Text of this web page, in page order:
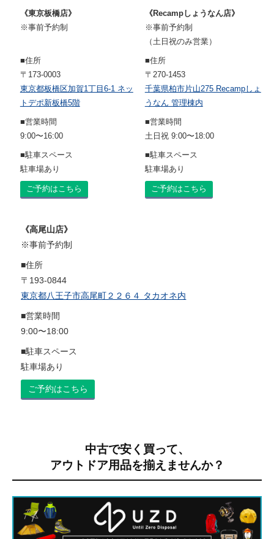
《東京板橋店》
※事前予約制
■住所
〒173-0003
東京都板橋区加賀1丁目6-1 ネッ
トデポ新板橋5階
■営業時間
9:00〜16:00
■駐車スペース
駐車場あり
ご予約はこちら
《Recampしょうなん店》
※事前予約制
（土日祝のみ営業）
■住所
〒270-1453
千葉県柏市片山275 Recampしょ
うなん 管理棟内
■営業時間
土日祝 9:00〜18:00
■駐車スペース
駐車場あり
ご予約はこちら
《高尾山店》
※事前予約制
■住所
〒193-0844
東京都八王子市高尾町２２６４ タカオネ内
■営業時間
9:00〜18:00
■駐車スペース
駐車場あり
ご予約はこちら
中古で安く買って、
アウトドア用品を揃えませんか？